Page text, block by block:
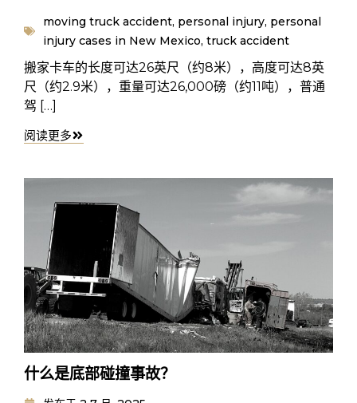
moving truck accident, personal injury, personal
injury cases in New Mexico, truck accident
搬家卡车的长度可达26英尺（约8米），高度可达8英
尺（约2.9米），重量可达26,000磅（约11吨），普通
驾 […]
阅读更多
什么是底部碰撞事故？